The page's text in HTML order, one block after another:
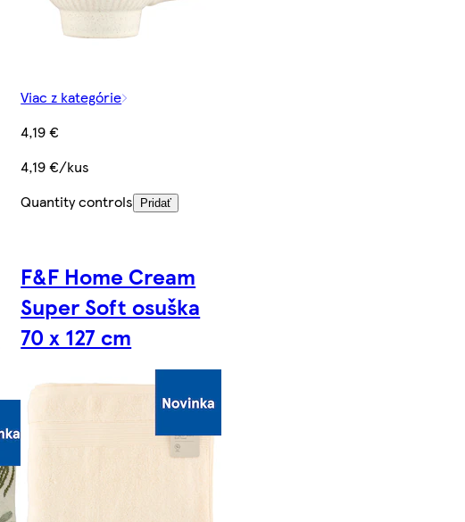
Viac z kategórie
4,19 €
4,19 €/kus
Quantity controls
Pridať
F&F Home Cream
Super Soft osuška
70 x 127 cm